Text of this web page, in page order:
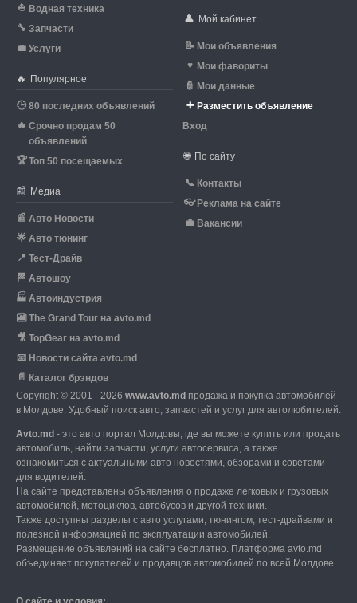
⛵ Водная техника
🔧 Запчасти
💼 Услуги
🔥 Популярное
🕒 80 последних объявлений
🔥 Срочно продам 50
объявлений
🏆Топ 50 посещаемых
📰 Медиа
📰 Авто Новости
🌟 Авто тюнинг
📍 Тест-Драйв
🏁 Автошоу
🏭 Автоиндустрия
🎦 The Grand Tour на avto.md
🎥 TopGear на avto.md
📧 Новости сайта avto.md
📄 Каталог брэндов
👤 Мой кабинет
📝 Мои объявления
♥ Мои фавориты
👮 Мои данные
➕ Разместить объявление
Вход
🌐 По сайту
📞 Контакты
👓 Реклама на сайте
💼 Вакансии
Copyright © 2001 - 2026 www.avto.md продажа и покупка автомобилей
в Молдове. Удобный поиск авто, запчастей и услуг для автолюбителей.
Avto.md - это авто портал Молдовы, где вы можете купить или продать
автомобиль, найти запчасти, услуги автосервиса, а также
ознакомиться с актуальными авто новостями, обзорами и советами
для водителей.
На сайте представлены объявления о продаже легковых и грузовых
автомобилей, мотоциклов, автобусов и другой техники.
Также доступны разделы с авто услугами, тюнингом, тест-драйвами и
полезной информацией по эксплуатации автомобилей.
Размещение объявлений на сайте бесплатно. Платформа avto.md
объединяет покупателей и продавцов автомобилей по всей Молдове.